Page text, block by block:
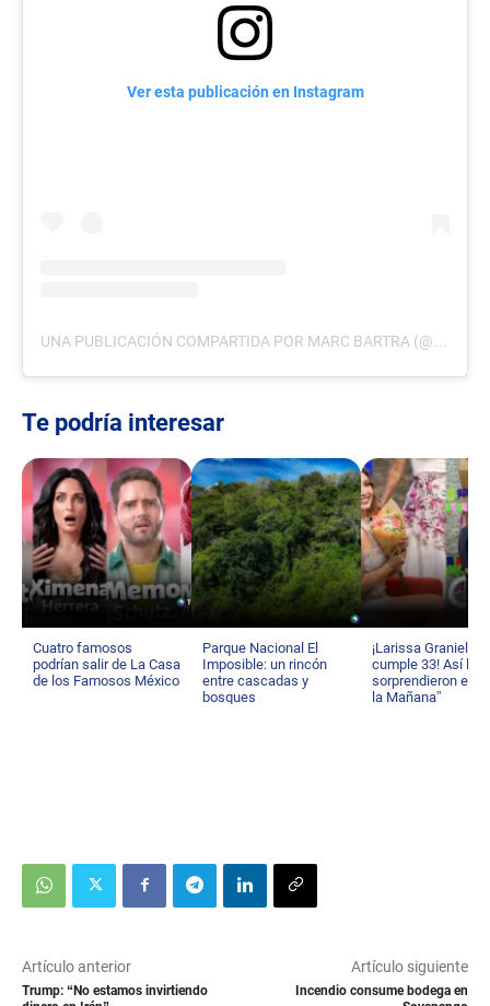
Ver esta publicación en Instagram
UNA PUBLICACIÓN COMPARTIDA POR MARC BARTRA (@MARCBARTRA)
Te podría interesar
Cuatro famosos
podrían salir de La Casa
de los Famosos México
Parque Nacional El
Imposible: un rincón
entre cascadas y
bosques
¡Larissa Graniello
cumple 33! Así la
sorprendieron en
la Mañana”
Artículo anterior
Trump: “No estamos invirtiendo
Artículo siguiente
Incendio consume bodega en